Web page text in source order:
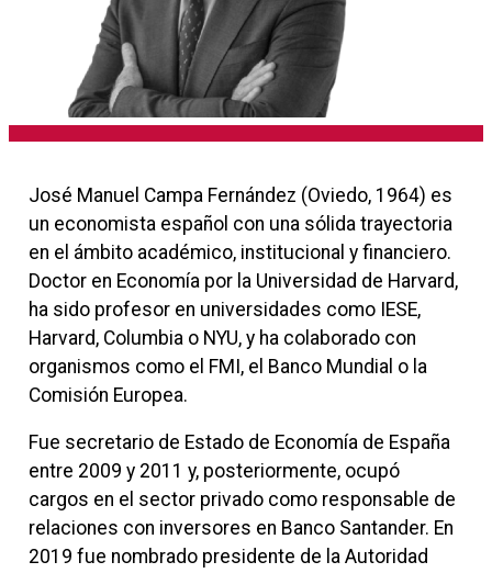
José Manuel Campa Fernández (Oviedo, 1964) es
un economista español con una sólida trayectoria
en el ámbito académico, institucional y financiero.
Doctor en Economía por la Universidad de Harvard,
ha sido profesor en universidades como IESE,
Harvard, Columbia o NYU, y ha colaborado con
organismos como el FMI, el Banco Mundial o la
Comisión Europea.
Fue secretario de Estado de Economía de España
entre 2009 y 2011 y, posteriormente, ocupó
cargos en el sector privado como responsable de
relaciones con inversores en Banco Santander. En
2019 fue nombrado presidente de la Autoridad